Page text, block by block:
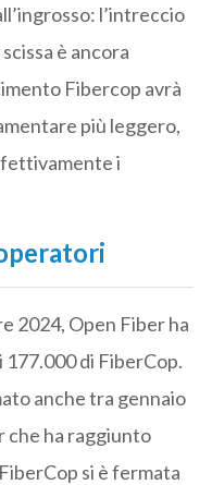
l’intreccio
è ancora
Fibercop avrà
più leggero,
i
2024, Open Fiber ha
di FiberCop.
anche tra gennaio
che ha raggiunto
si è fermata